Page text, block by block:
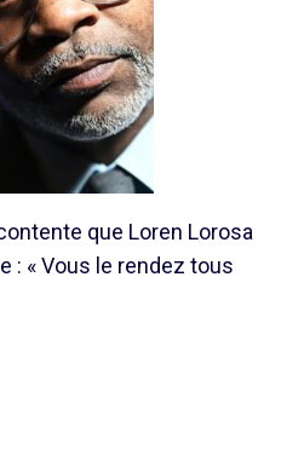
que Loren Lorosa
: « Vous le rendez tous